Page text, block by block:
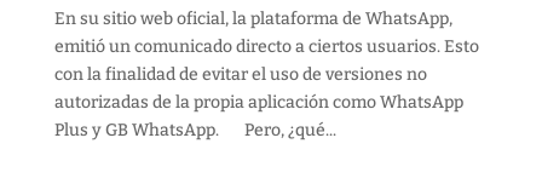
En su sitio web oficial, la plataforma de WhatsApp,
emitió un comunicado directo a ciertos usuarios. Esto
con la finalidad de evitar el uso de versiones no
autorizadas de la propia aplicación como WhatsApp
Plus y GB WhatsApp. Pero, ¿qué...